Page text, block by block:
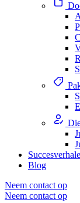
Blog
Neem contact op
Neem contact op